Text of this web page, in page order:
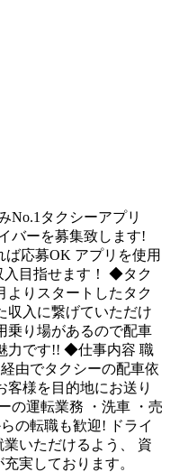
No.1タクシーアプリ
バーを募集致します!
応募OK アプリを使用
目指せます！ ◆タク
よりスタートしたタク
収入に繋げていただけ
乗り場があるので配車
力です!! ◆仕事内容 職
由でタクシーの配車依
客様を目的地にお送り
の運転業務 ・洗車 ・売
の転職も歓迎! ドライ
いただけるよう、 資
実しております。